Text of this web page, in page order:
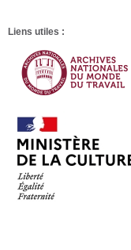
Liens utiles :